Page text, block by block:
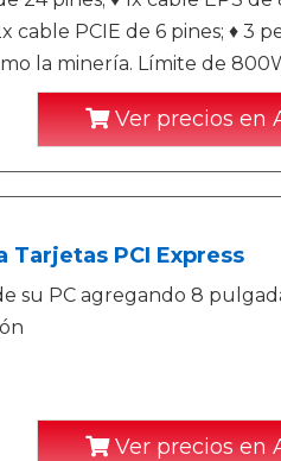
cable PCIE de 6 pines; ♦ 3
la minería. Límite de
Ver precios en
Tarjetas PCI Express
su PC agregando 8
Ver precios en